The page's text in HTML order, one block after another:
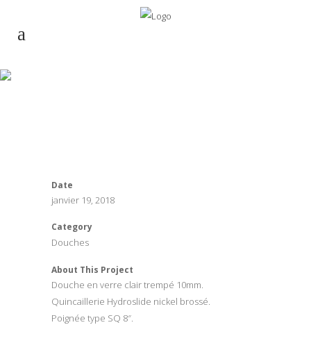
Date
janvier 19, 2018
Category
Douches
About This Project
Douche en verre clair trempé 10mm.
Quincaillerie Hydroslide nickel brossé.
Poignée type SQ 8″.